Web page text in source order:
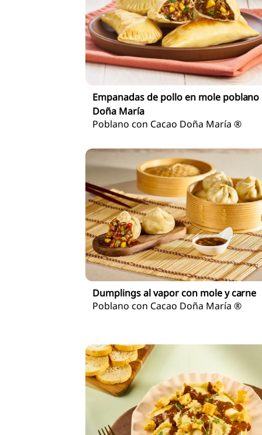
Empanadas de pollo en mole poblano
Doña María
Poblano con Cacao Doña María ®
Dumplings al vapor con mole y carne
Poblano con Cacao Doña María ®